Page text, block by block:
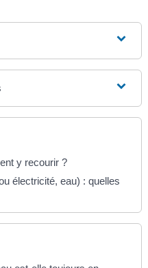
y recourir ?
électricité, eau) : quelles